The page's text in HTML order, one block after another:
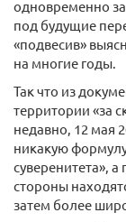
одновременно
под будущие
«подвесив»
на многие годы.
Так что из
территории «за
недавно, 12 мая
никакую
суверенитета»,
стороны
затем более